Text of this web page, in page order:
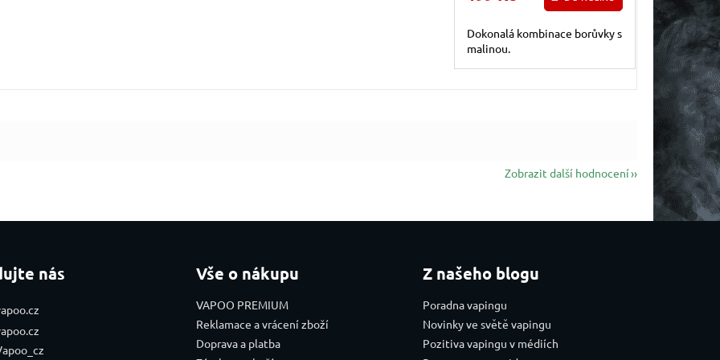
Dokonalá kombinace borůvky s
malinou.
Zobrazit další hodnocení
nás Vše o nákupu
VAPOO PREMIUM
Reklamace a vrácení zboží
Doprava a platba
Z našeho blogu
Poradna vapingu
Novinky ve světě vapingu
Pozitiva vapingu v médiích